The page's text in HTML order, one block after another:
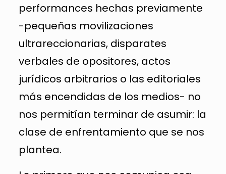
performances hechas previamente
-pequeñas movilizaciones
ultrareccionarias, disparates
verbales de opositores, actos
jurídicos arbitrarios o las editoriales
más encendidas de los medios- no
nos permitían terminar de asumir: la
clase de enfrentamiento que se nos
plantea.